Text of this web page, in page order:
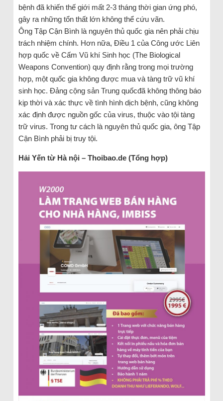
bệnh đã khiến thế giới mất 2-3 tháng thời gian ứng phó,
gây ra những tổn thất lớn không thể cứu vãn.
Ông Tập Cận Bình là nguyên thủ quốc gia nên phải chịu
trách nhiệm chính. Hơn nữa, Điều 1 của Công ước Liên
hợp quốc về Cấm Vũ khí Sinh học (The Biological
Weapons Convention) quy định rằng trong mọi trường
hợp, một quốc gia không được mua và tàng trữ vũ khí
sinh học. Đảng cộng sản Trung quốcđã không thông báo
kịp thời và xác thực về tình hình dịch bệnh, cũng không
xác định được nguồn gốc của virus, thuộc vào tội tàng
trữ virus. Trong tư cách là nguyên thủ quốc gia, ông Tập
Cận Bình phải bị truy tội.
Hải Yến từ Hà nội – Thoibao.de (Tổng hợp)